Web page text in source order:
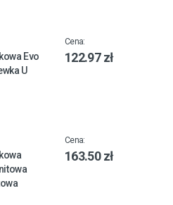
Evo
U
Cena:
122.97 zł
Cena:
163.50 zł